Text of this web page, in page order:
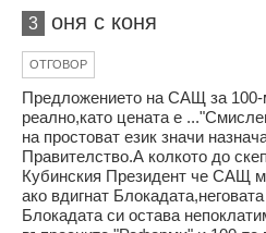
3 оня с коня
ОТГОВОР
Предложението на САЩ за
реално,като цената е
на простоват език значи
Правителство.А колкото до
Кубинския Президент че САЩ
ако вдигнат
Блокадата си остава